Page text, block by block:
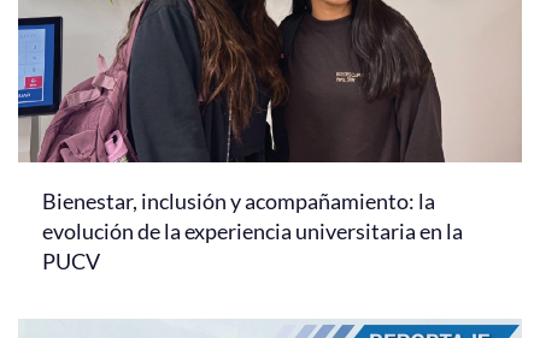
Bienestar, inclusión y acompañamiento: la
evolución de la experiencia universitaria en la
PUCV